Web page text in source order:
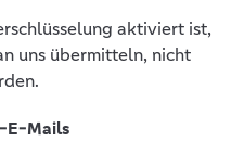
aktiviert ist,
uns übermitteln, nicht
E-Mails